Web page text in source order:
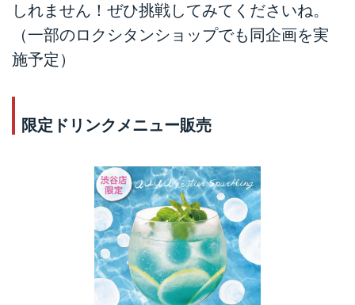
しれません！ぜひ挑戦してみてくださいね。
（一部のロクシタンショップでも同企画を実
施予定）
限定ドリンクメニュー販売